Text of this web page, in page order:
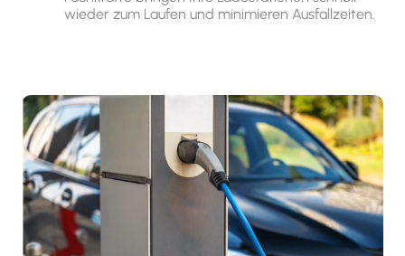
wieder zum Laufen und minimieren Ausfallzeiten.